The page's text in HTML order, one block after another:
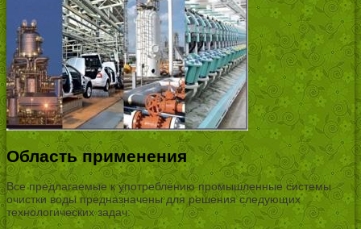
Область применения
Все предлагаемые к употреблению промышленные системы
очистки воды предназначены для решения следующих
технологических задач: